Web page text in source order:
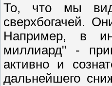
То, что мы
сверхбогачей.
Например, в
миллиард" -
активно и
дальнейшего